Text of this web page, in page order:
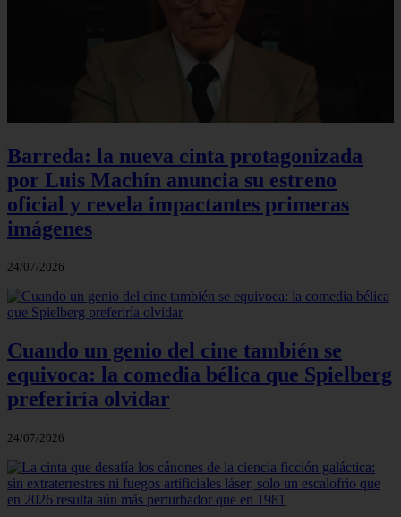
Barreda: la nueva cinta protagonizada
por Luis Machín anuncia su estreno
oficial y revela impactantes primeras
imágenes
24/07/2026
Cuando un genio del cine también se
equivoca: la comedia bélica que Spielberg
preferiría olvidar
24/07/2026